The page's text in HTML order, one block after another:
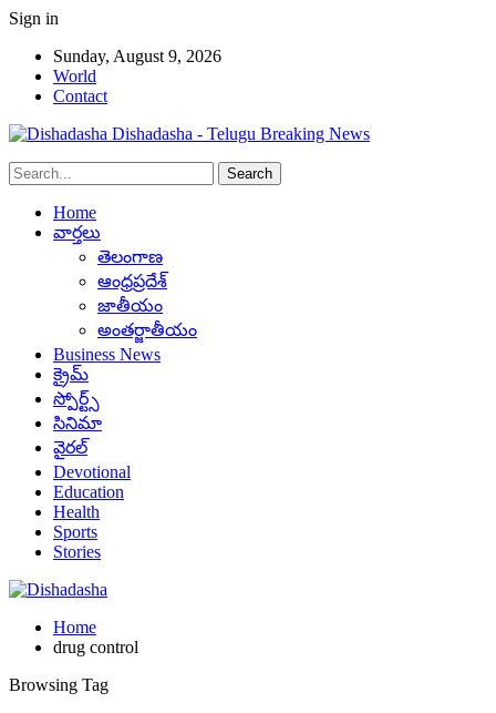
Sign in
Sunday, August 9, 2026
World
Contact
Dishadasha - Telugu Breaking News
Home
వార్తలు
తెలంగాణ
ఆంధ్రప్రదేశ్
జాతీయం
అంతర్జాతీయం
Business News
క్రైమ్
స్పోర్ట్స్
సినిమా
వైరల్
Devotional
Education
Health
Sports
Stories
Home
drug control
Browsing Tag